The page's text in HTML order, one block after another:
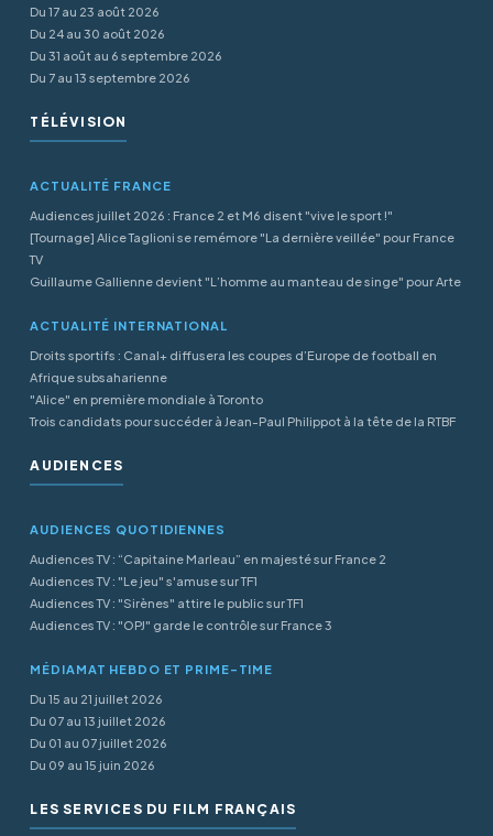
Du 17 au 23 août 2026
Du 24 au 30 août 2026
Du 31 août au 6 septembre 2026
Du 7 au 13 septembre 2026
TÉLÉVISION
ACTUALITÉ FRANCE
Audiences juillet 2026 : France 2 et M6 disent "vive le sport !"
[Tournage] Alice Taglioni se remémore "La dernière veillée" pour France
TV
Guillaume Gallienne devient "L’homme au manteau de singe" pour Arte
ACTUALITÉ INTERNATIONAL
Droits sportifs : Canal+ diffusera les coupes d’Europe de football en
Afrique subsaharienne
"Alice" en première mondiale à Toronto
Trois candidats pour succéder à Jean-Paul Philippot à la tête de la RTBF
AUDIENCES
AUDIENCES QUOTIDIENNES
Audiences TV : “Capitaine Marleau” en majesté sur France 2
Audiences TV : "Le jeu" s'amuse sur TF1
Audiences TV : "Sirènes" attire le public sur TF1
Audiences TV : "OPJ" garde le contrôle sur France 3
MÉDIAMAT HEBDO ET PRIME-TIME
Du 15 au 21 juillet 2026
Du 07 au 13 juillet 2026
Du 01 au 07 juillet 2026
Du 09 au 15 juin 2026
LES SERVICES DU FILM FRANÇAIS